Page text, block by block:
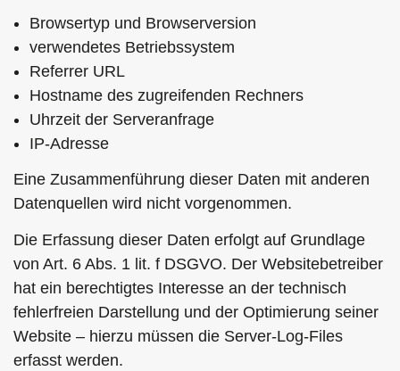
Browsertyp und Browserversion
verwendetes Betriebssystem
Referrer URL
Hostname des zugreifenden Rechners
Uhrzeit der Serveranfrage
IP-Adresse
Eine Zusammenführung dieser Daten mit anderen
Datenquellen wird nicht vorgenommen.
Die Erfassung dieser Daten erfolgt auf Grundlage
von Art. 6 Abs. 1 lit. f DSGVO. Der Websitebetreiber
hat ein berechtigtes Interesse an der technisch
fehlerfreien Darstellung und der Optimierung seiner
Website – hierzu müssen die Server-Log-Files
erfasst werden.